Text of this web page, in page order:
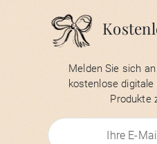
Melden Sie sich
kostenlose
Produkte